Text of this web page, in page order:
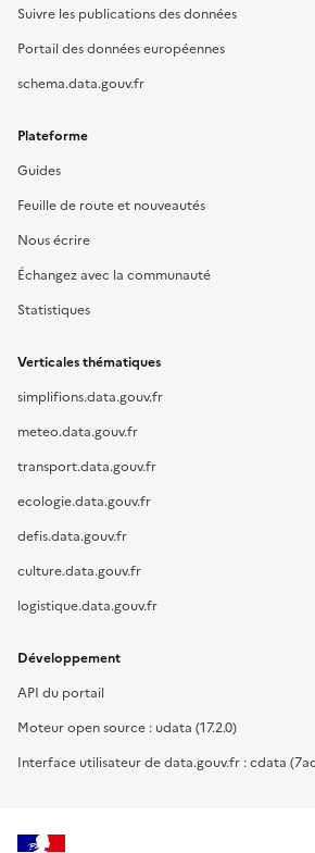
Suivre les publications des données
Portail des données européennes
schema.data.gouv.fr
Plateforme
Guides
Feuille de route et nouveautés
Nous écrire
Échangez avec la communauté
Statistiques
Verticales thématiques
simplifions.data.gouv.fr
meteo.data.gouv.fr
transport.data.gouv.fr
ecologie.data.gouv.fr
defis.data.gouv.fr
culture.data.gouv.fr
logistique.data.gouv.fr
Développement
API du portail
Moteur open source : udata (17.2.0)
Interface utilisateur de data.gouv.fr : cdata